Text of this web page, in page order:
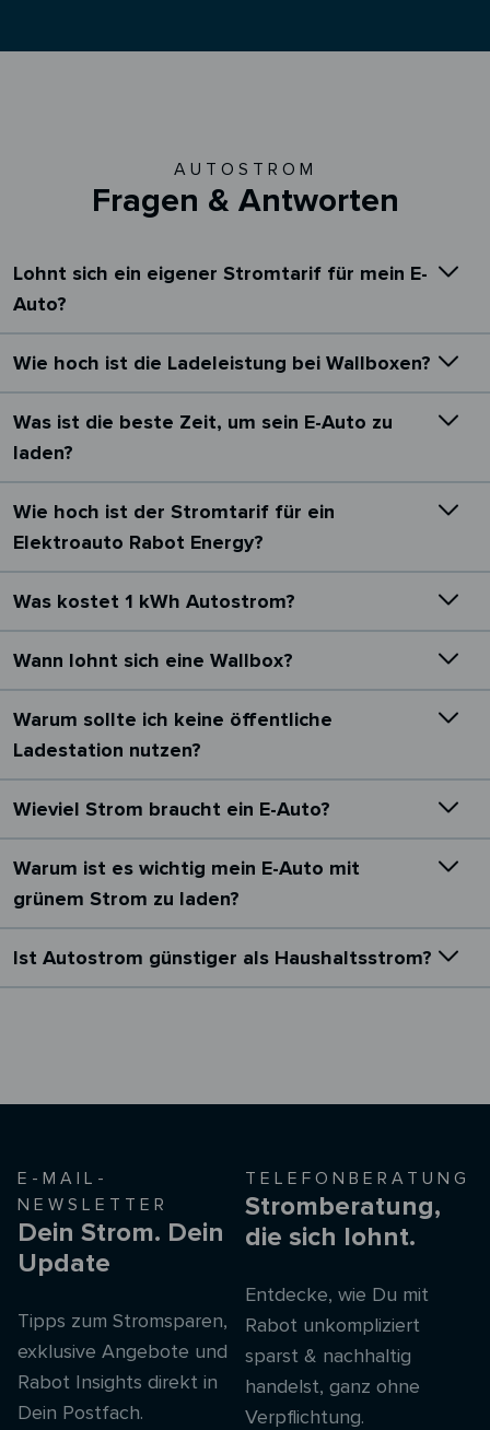
AUTOSTROM
Fragen & Antworten
Lohnt sich ein eigener Stromtarif für mein E-
Auto?
Wie hoch ist die Ladeleistung bei Wallboxen?
Was ist die beste Zeit, um sein E-Auto zu
laden?
Wie hoch ist der Stromtarif für ein
Elektroauto Rabot Energy?
Was kostet 1 kWh Autostrom?
Wann lohnt sich eine Wallbox?
Warum sollte ich keine öffentliche
Ladestation nutzen?
Wieviel Strom braucht ein E-Auto?
Warum ist es wichtig mein E-Auto mit
grünem Strom zu laden?
Ist Autostrom günstiger als Haushaltsstrom?
E-MAIL-
NEWSLETTER
Dein Strom. Dein
Update
Tipps zum Stromsparen,
exklusive Angebote und
Rabot Insights direkt in
Dein Postfach.
TELEFONBERATUNG
Stromberatung,
die sich lohnt.
Entdecke, wie Du mit
Rabot unkompliziert
sparst & nachhaltig
handelst, ganz ohne
Verpflichtung.